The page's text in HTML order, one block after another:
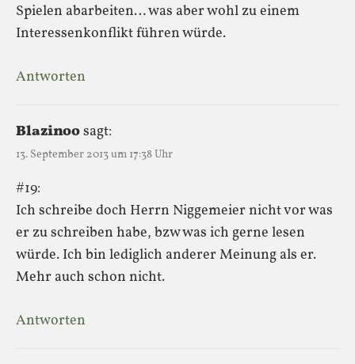
Spielen abarbeiten… was aber wohl zu einem
Interessenkonflikt führen würde.
Antworten
Blazinoosagt:
13. September 2013 um 17:38 Uhr
#19:
Ich schreibe doch Herrn Niggemeier nicht vor was
er zu schreiben habe, bzw was ich gerne lesen
würde. Ich bin lediglich anderer Meinung als er.
Mehr auch schon nicht.
Antworten